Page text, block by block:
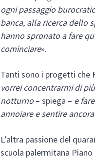
ogni passaggio
banca, alla ricerca dello
hanno spronato a fare
cominciare».
Tanti sono i progetti che
vorrei concentrarmi di
notturno– spiega – e
annoiare e sentire
L’altra passione del
scuola palermitana